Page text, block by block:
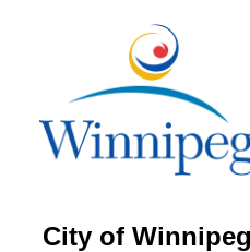
City of Winnipeg